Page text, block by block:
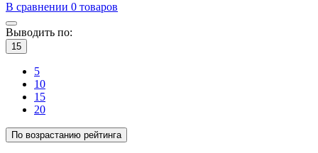
В сравнении 0 товаров
Выводить по:
15
5
10
15
20
По возрастанию рейтинга